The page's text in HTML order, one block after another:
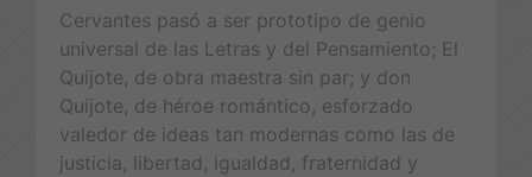
Cervantes pasó a ser prototipo de genio
universal de las Letras y del Pensamiento; El
Quijote, de obra maestra sin par; y don
Quijote, de héroe romántico, esforzado
valedor de ideas tan modernas como las de
justicia, libertad, igualdad, fraternidad y